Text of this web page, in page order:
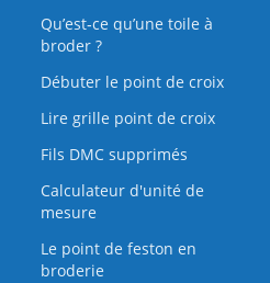
Qu’est‑ce qu’une toile à
broder ?
Débuter le point de croix
Lire grille point de croix
Fils DMC supprimés
Calculateur d'unité de
mesure
Le point de feston en
broderie